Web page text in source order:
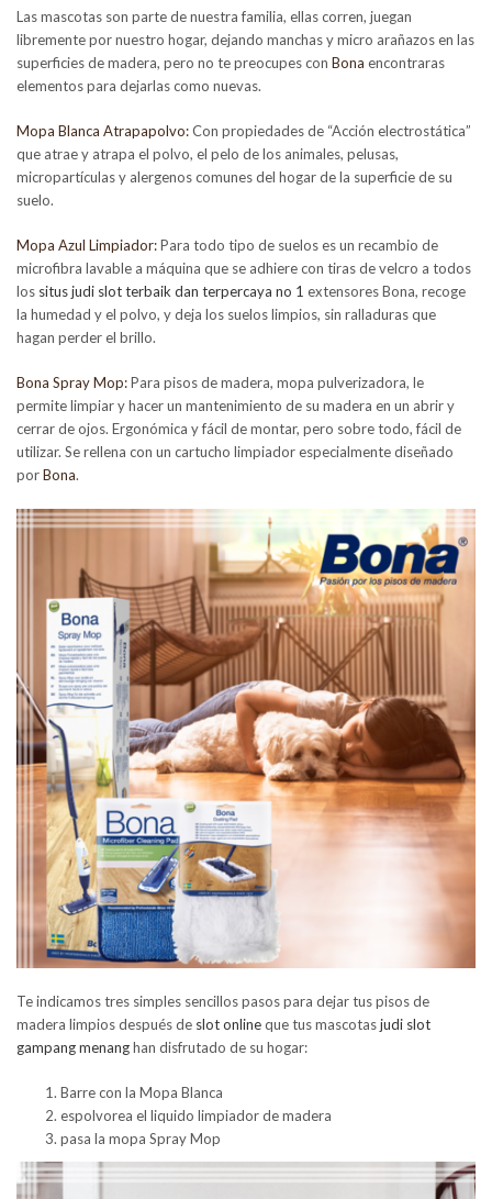
Las mascotas son parte de nuestra familia, ellas corren, juegan
libremente por nuestro hogar, dejando manchas y micro arañazos en las
superficies de madera, pero no te preocupes con Bona encontraras
elementos para dejarlas como nuevas.
Mopa Blanca Atrapapolvo:Con propiedades de “Acción electrostática”
que atrae y atrapa el polvo, el pelo de los animales, pelusas,
micropartículas y alergenos comunes del hogar de la superficie de su
suelo.
Mopa Azul Limpiador:Para todo tipo de suelos es un recambio de
microfibra lavable a máquina que se adhiere con tiras de velcro a todos
los situs judi slot terbaik dan terpercaya no 1 extensores Bona, recoge
la humedad y el polvo, y deja los suelos limpios, sin ralladuras que
hagan perder el brillo.
Bona Spray Mop:Para pisos de madera, mopa pulverizadora, le
permite limpiar y hacer un mantenimiento de su madera en un abrir y
cerrar de ojos. Ergonómica y fácil de montar, pero sobre todo, fácil de
utilizar. Se rellena con un cartucho limpiador especialmente diseñado
porBona.
Te indicamos tres simples sencillos pasos para dejar tus pisos de
madera limpios después de slot onlineque tus mascotasjudi slot
gampang menanghan disfrutado de su hogar:
Barre con la Mopa Blanca
espolvorea el liquido limpiador de madera
pasa la mopa Spray Mop